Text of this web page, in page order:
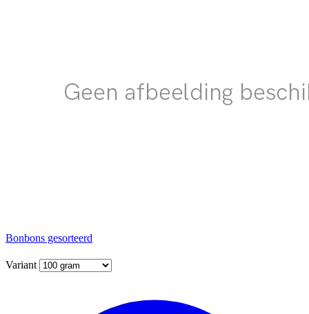
Bonbons gesorteerd
Variant